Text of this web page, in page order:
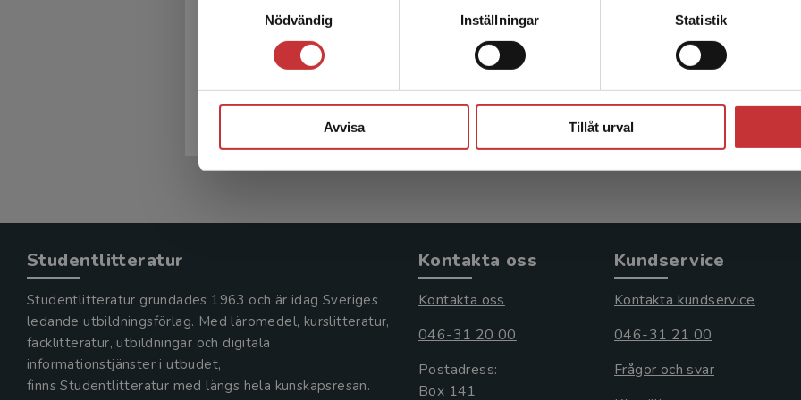
Nödvändig
Inställningar Statistik
Avvisa Tillåt urval
Ortopedi
Karlsson, Magnus m.fl. (red.)
Ortopedi
Karlsson, Magnus m.fl. (red.)
Exkl. moms: 904 kr
Exkl.
Studentlitteratur
Studentlitteratur grundades 1963 och är idag Sveriges
ledande utbildningsförlag. Med läromedel, kurslitteratur,
facklitteratur, utbildningar och digitala
informationstjänster i utbudet,
finns Studentlitteratur med längs hela kunskapsresan.
Kontakta oss
Kontakta oss
046-31 20 00
Postadress:
Box 141
Kundservice
Kontakta kundservice
046-31 21 00
Frågor och svar